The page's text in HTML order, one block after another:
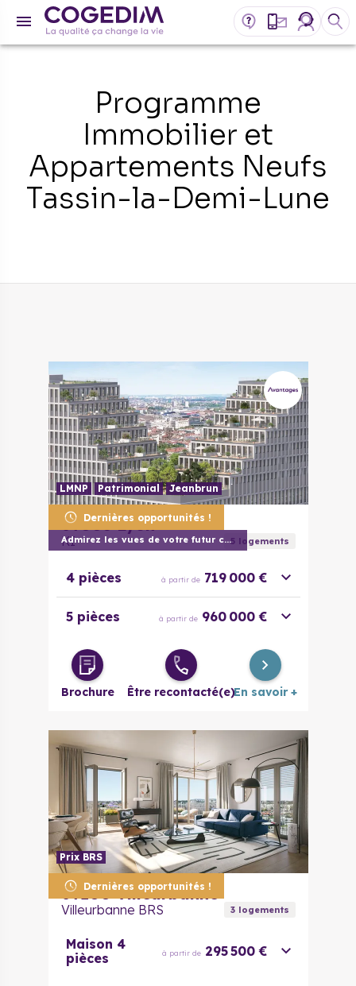
Programme
Immobilier et
Appartements Neufs
Tassin-la-Demi-Lune
Dernières opportunités !
Admirez les vues de votre futur chez vou
LMNP Patrimonial Jeanbrun
69003 Lyon
KI 5logements
4 pièces à partir de 719 000 €
5 pièces à partir de 960 000 €
Brochure Être recontacté(e)En savoir +
Dernières opportunités !
Prix BRS
69100 Villeurbanne
Villeurbanne BRS 3logements
Maison 4
pièces
à partir de 295 500 €